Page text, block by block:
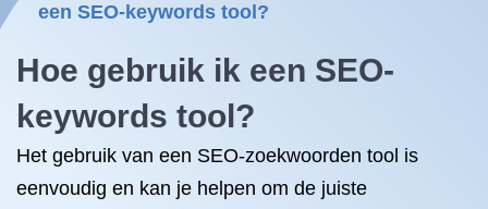
een SEO-keywords tool?
Hoe gebruik ik een SEO-
keywords tool?
Het gebruik van een SEO-zoekwoorden tool is
eenvoudig en kan je helpen om de juiste